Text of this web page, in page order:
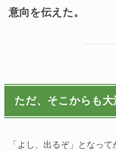
意向を伝えた。
ただ、そこからも大
「よし、出るぞ」となっ